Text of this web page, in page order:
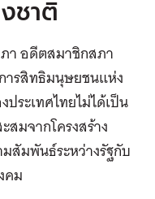
ชาติ
อดีตสมาชิกสภา
รสิทธิมนุษยชนแห่ง
ระเทศไทยไม่ได้เป็น
มจากโครงสร้าง
สัมพันธ์ระหว่างรัฐกับ
คม